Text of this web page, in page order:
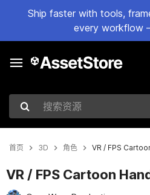
Ship faster with tools,
every workflow
搜索资源
首页 3D 角色 VR / FPS
VR / FPS Cartoon